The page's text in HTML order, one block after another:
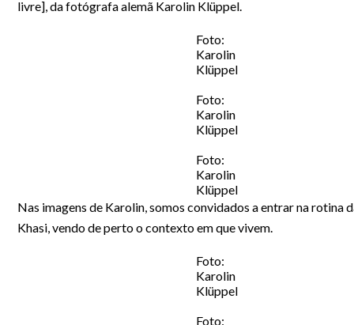
livre], da fotógrafa alemã Karolin Klüppel.
Foto:
Karolin
Klüppel
Foto:
Karolin
Klüppel
Foto:
Karolin
Klüppel
Nas imagens de Karolin, somos convidados a entrar na rotina
Khasi, vendo de perto o contexto em que vivem.
Foto:
Karolin
Klüppel
Foto: